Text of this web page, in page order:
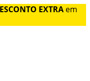
EXTRA em